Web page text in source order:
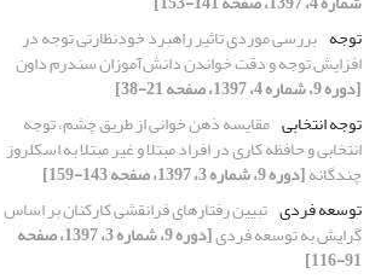
توجه بررسی موردی تاثیر راهبرد خودنظارتی توجه در
افزایش توجه و دقت خواندن دانش‌آموزان سندرم داون
[دوره 9، شماره 4، 1397، صفحه 21-38]
توجه انتخابی مقایسه ذهن خوانی از طریق چشم، توجه
انتخابی و حافظه کاری در افراد مبتلا و غیر مبتلا به اسکلروز
چندگانه[دوره 9، شماره 3، 1397، صفحه 143-159]
توسعه فردی تبیین رفتارهای فرانقشی کارکنان بر اساس
گرایش به توسعه فردی [دوره 9، شماره 3، 1397، صفحه
91-116]